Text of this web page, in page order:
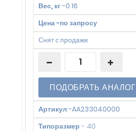
Вес, кг-0.16
Цена-по запросу
Снят с продажи
ПОДОБРАТЬ АНАЛОГ
Артикул -AA233040000
Типоразмер - 40